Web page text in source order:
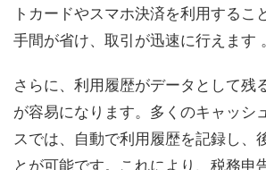
トカードやスマホ決済を利用するこ
手間が省け、取引が迅速に行えます 。
さらに、利用履歴がデータとして残
が容易になります。多くのキャッシ
スでは、自動で利用履歴を記録し、
とが可能です。これにより、税務申